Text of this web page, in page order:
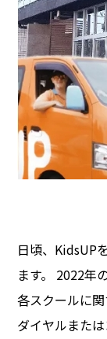
日頃、KidsUP
ます。 2022年
各スクールに
ダイヤルまた